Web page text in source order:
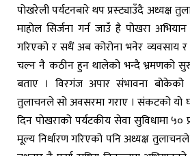
पोखरेली पर्यटनबारे थप प्रस्ट्याउँदै अध्यक्ष
माहोल सिर्जना गर्न जाउँ है पोखरा
गरिएको र सधैं अब कोरोना भनेर व्यवसाय र
चल्न नै कठीन हुन थालेको भन्दै भ्रमणको
बताए । विरगंज अपार संभावना
तुलाचनले सो अवसरमा गराए । संकटको यो
दिन पोखराको पर्यटकीय सेवा सुविधामा
मूल्य निर्धारण गरिएको पनि अध्यक्ष